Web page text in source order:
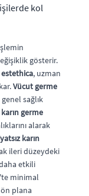
kol
gösterir.
estethica, uzman
Vücut germe
genel sağlık
germe
alarak
karın
ileri düzeydeki
etkili
'te minimal
plana